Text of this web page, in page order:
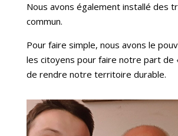
Nous avons également installé des
commun.
Pour faire simple, nous avons le
les citoyens pour faire notre part de
de rendre notre territoire durable.